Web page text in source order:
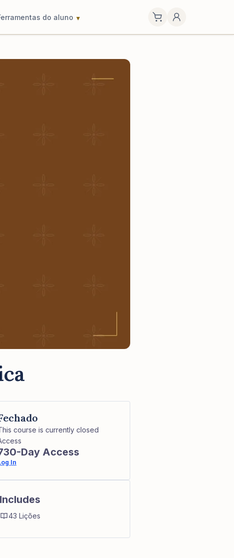
do aluno
course is currently closed
Day Access
In
Includes
43 Lições